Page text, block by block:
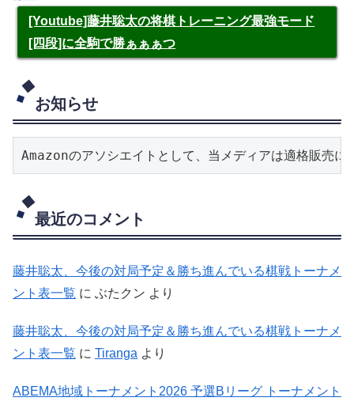
[Youtube]藤井聡太の将棋トレーニング最強モード
[四段]に全駒で勝ぁぁぁつ
お知らせ
Amazonのアソシエイトとして、当メディアは適格販売に
最近のコメント
藤井聡太、今後の対局予定＆勝ち進んでいる棋戦トーナメ
ント表一覧 に ぶたクン より
藤井聡太、今後の対局予定＆勝ち進んでいる棋戦トーナメ
ント表一覧 に Tiranga より
ABEMA地域トーナメント2026 予選Bリーグ トーナメント